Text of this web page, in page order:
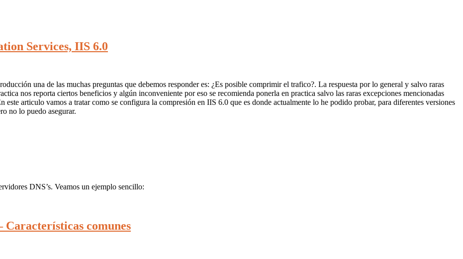
Services, IIS 6.0
una de las muchas preguntas que debemos responder es: ¿Es posible comprimir el trafico?. La respuesta por lo general y salvo raras
nos reporta ciertos beneficios y algún inconveniente por eso se recomienda ponerla en practica salvo las raras excepciones mencionadas
articulo vamos a tratar como se configura la compresión en IIS 6.0 que es donde actualmente lo he podido probar, para diferentes versiones
no lo puedo asegurar.
DNS’s. Veamos un ejemplo sencillo:
Características comunes